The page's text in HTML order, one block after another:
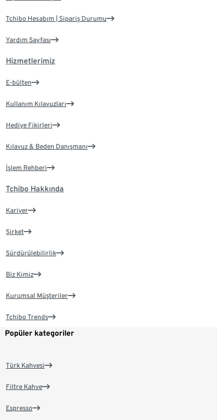
Tchibo Hesabım | Sipariş Durumu
Yardım Sayfası
Hizmetlerimiz
E-bülten
Kullanım Kılavuzları
Hediye Fikirleri
Kılavuz & Beden Danışmanı
İşlem Rehberi
Tchibo Hakkında
Kariyer
Şirket
Sürdürülebilirlik
Biz Kimiz
Kurumsal Müşteriler
Tchibo Trends
Popüler kategoriler
Türk Kahvesi
Filtre Kahve
Espresso